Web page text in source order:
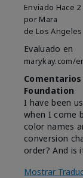
Enviado Hace
por Mara
de Los Angeles
Evaluado en
marykay.com/
Foundation
I have been
when I come
color names
conversion
order? And is
Mostrar